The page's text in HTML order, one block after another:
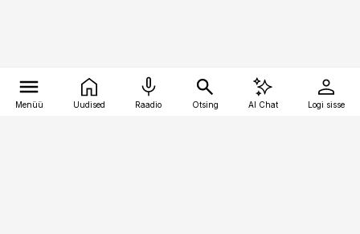
Menüü Uudised Raadio Otsing AI Chat Logi sisse